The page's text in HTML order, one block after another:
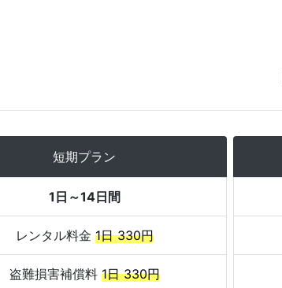
短期プラン
1日～14日間
レンタル料金 1日 330円
盗難損害補償料 1日 330円